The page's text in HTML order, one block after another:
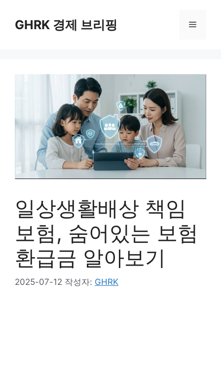
GHRK 경제 브리핑 메
일상생활배상 책임
보험, 숨어있는 보험
환급금 알아보기
2025-07-12 작성자: GHRK